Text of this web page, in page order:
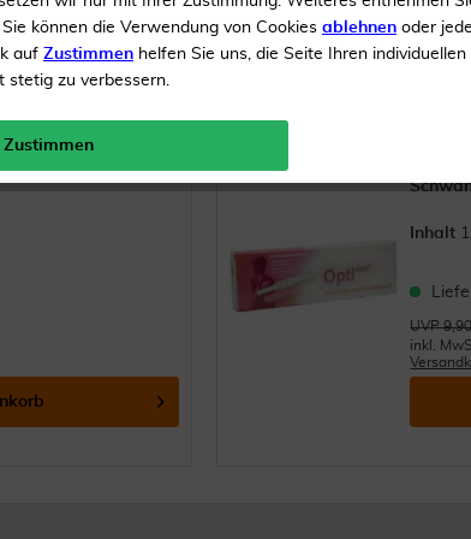
Inhalt
UVP
inkl.
Sie können die Verwendung von Cookies ablehnen oder
auf Zustimmen helfen Sie uns, die Seite Ihren individuellen
stetig zu verbessern.
Zustimmen